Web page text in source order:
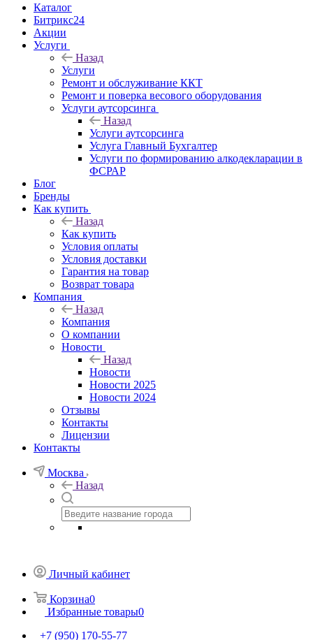
Каталог
Битрикс24
Акции
Услуги
Назад
Услуги
Ремонт и обслуживание ККТ
Ремонт и поверка весового оборудования
Услуги аутсорсинга
Назад
Услуги аутсорсинга
Услуга Главный Бухгалтер
Услуги по формированию алкодекларации в
ФСРАР
Блог
Бренды
Как купить
Назад
Как купить
Условия оплаты
Условия доставки
Гарантия на товар
Возврат товара
Компания
Назад
Компания
О компании
Новости
Назад
Новости
Новости 2025
Новости 2024
Отзывы
Контакты
Лицензии
Контакты
Москва
Назад
Личный кабинет
Корзина0
Избранные товары0
+7 (950) 170-55-77